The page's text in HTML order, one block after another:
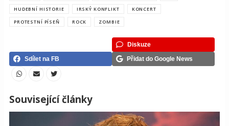
HUDEBNÍ HISTORIE
IRSKÝ KONFLIKT
KONCERT
PROTESTNÍ PÍSEŇ
ROCK ZOMBIE
Diskuze
Sdílet na FB
Přidat do Google News
Související články